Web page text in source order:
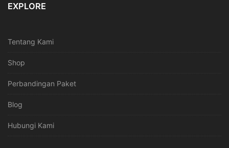
EXPLORE
Tentang Kami
Shop
Perbandingan Paket
Blog
Hubungi Kami